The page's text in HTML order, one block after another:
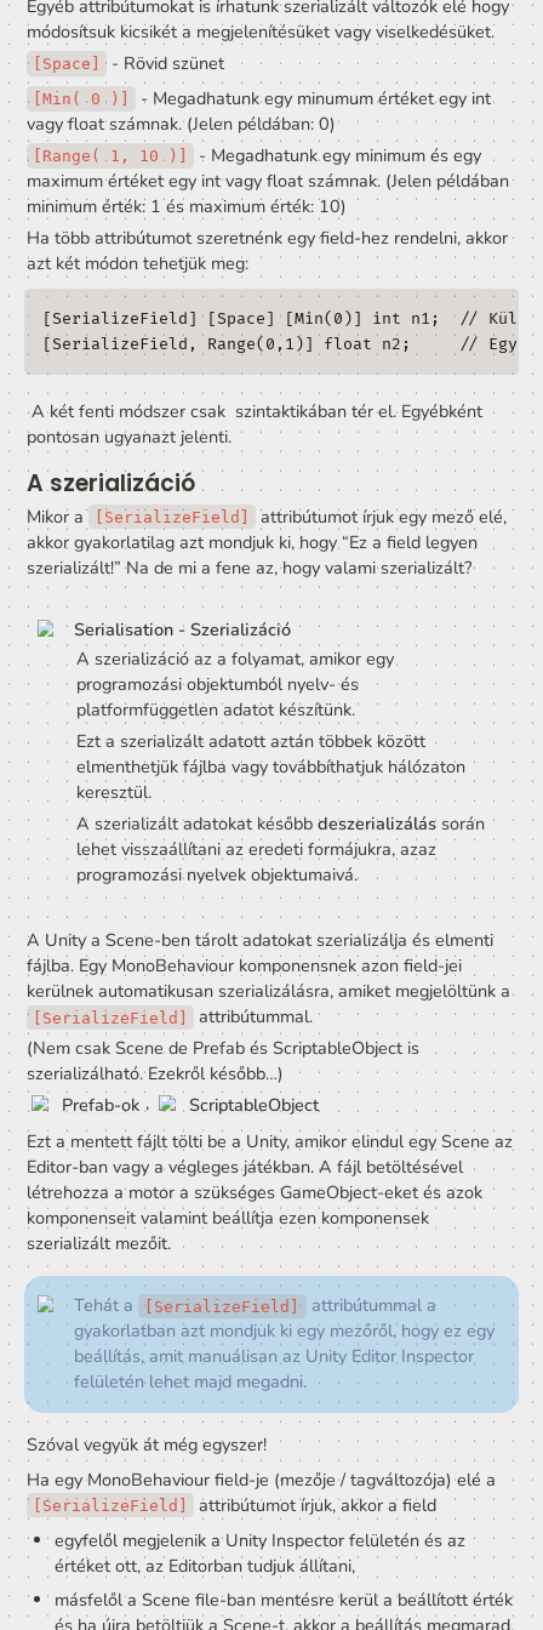
A fenti kód hatására így fog kinézni a Unity
Inspector ablakban:
Ekkor bármilyen értéket manuálisan beállíthatunk a
mezőknek a Unity felhasználói felületén keresztül.
A kitöltött adatok a Scene file-ba kerülnek mentésre.
(Egyelőre…)
Tehát minden olyan mezőre, ami [SerializeField]
tekinthetünk úgy, mint az adott komponens egy
💡 A [SerializeField] változók által tudunk
beállításokat hozzárendelni egy komponenshez.
Képzeljük el, hogy egy komponens, azért felel, hogy a
billentyűk lenyomására mozgassa a karakterünket. Így
tudnánk olyan paramétereket megadni, hogy mekkora
a játékos gyorsulása, maximum sebessége vagy hogy
gombok hatására mozogjon.
Egyéb attribútumokat is írhatunk szerializált változók
módosítsuk kicsikét a megjelenítésüket vagy
[Space] - Rövid szünet
[Min( 0 )] - Megadhatunk egy minumum értéket
vagy float számnak. (Jelen példában: 0)
[Range( 1, 10 )] - Megadhatunk egy minimum és
maximum értéket egy int vagy float számnak. (Jelen
minimum érték: 1 és maximum érték: 10)
Ha több attribútumot szeretnénk egy field-hez
azt két módon tehetjük meg:
[SerializeField] [Space] [Min(0)] int n1;
[SerializeField, Range(0,1)] float n2;
A két fenti módszer csak  szintaktikában tér el. Egyébként
pontosan ugyanazt jelenti.
A szerializáció
Mikor a [SerializeField] attribútumot írjuk egy
akkor gyakorlatilag azt mondjuk ki, hogy “Ez a field
szerializált!” Na de mi a fene az, hogy valami
Serialisation - Szerializáció
A szerializáció az a folyamat, amikor egy
programozási objektumból nyelv- és
platformfüggetlen adatot készítünk.
Ezt a szerializált adatott aztán többek között
elmenthetjük fájlba vagy továbbíthatjuk
keresztül.